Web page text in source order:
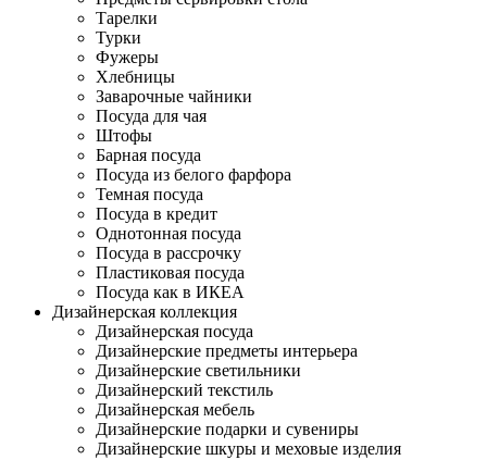
Тарелки
Турки
Фужеры
Хлебницы
Заварочные чайники
Посуда для чая
Штофы
Барная посуда
Посуда из белого фарфора
Темная посуда
Посуда в кредит
Однотонная посуда
Посуда в рассрочку
Пластиковая посуда
Посуда как в ИКЕА
Дизайнерская коллекция
Дизайнерская посуда
Дизайнерские предметы интерьера
Дизайнерские светильники
Дизайнерский текстиль
Дизайнерская мебель
Дизайнерские подарки и сувениры
Дизайнерские шкуры и меховые изделия